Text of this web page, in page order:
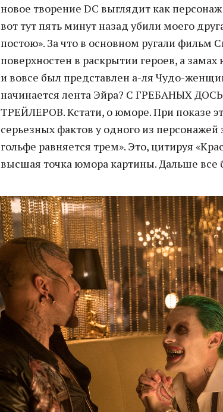
новое творение DC выглядит как
вот тут пять минут назад убили моего
постою». За что в основном ругали фильм
поверхностен в раскрытии героев, а замах
и вовсе был представлен а-ля Чудо-
начинается лента Эйра? С ГРЕБАНЫХ
ТРЕЙЛЕРОВ. Кстати, о юморе. При показе
серьезных фактов у одного из персонажей
гольфе равняется трем». Это, цитируя
высшая точка юмора картины. Дальше все